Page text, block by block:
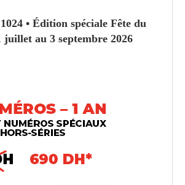
• Édition spéciale Fête du
juillet au 3 septembre 2026